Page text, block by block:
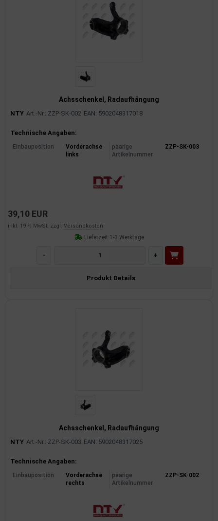
Achsschenkel, Radaufhängung
NTY Art.-Nr.: ZZP-SK-002 EAN: 5902048317018
Produktinformationen
Technische Angaben:
Einbauposition
Vorderachse
links
paarige
Artikelnummer
ZZP-SK-003
39,10 EUR
inkl. 19 % MwSt. zzgl. Versandkosten
Lieferzeit:1-3 Werktage
- +
Produkt Details
Achsschenkel, Radaufhängung
NTY Art.-Nr.: ZZP-SK-003 EAN: 5902048317025
Produktinformationen
Technische Angaben:
Einbauposition
Vorderachse
rechts
paarige
Artikelnummer
ZZP-SK-002